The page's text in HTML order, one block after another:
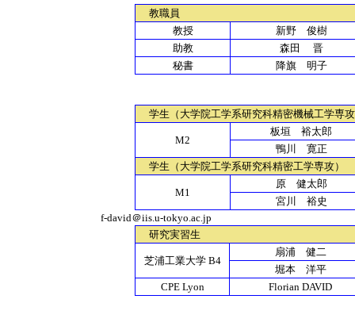
教職員
教授
新野 俊樹
助教
森田 晋
秘書
降旗 明子
学生（大学院工学系研究科精密機械工学専
M2
板垣 裕太郎
鴨川 寛正
学生（大学院工学系研究科精密工学専攻）
M1
原 健太郎
宮川 裕史
f-david＠iis.u-tokyo.ac.jp
研究実習生
芝浦工業大学 B4
扇浦 健二
堀本 洋平
CPE Lyon
Florian DAVID